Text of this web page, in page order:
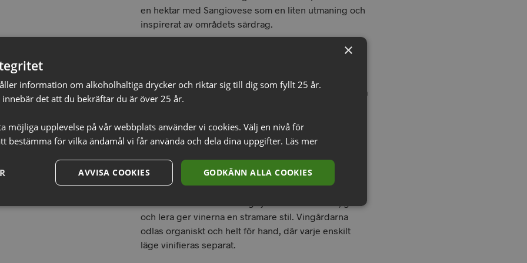
en hektar med Sangiovese som en liten utmaning och
inspirerat av områdets särdrag.
Elena Pozzolini har stora vinmakarerfarenheter från
kvinnorna som leder vinindustrin framåt, men är också
väldigt mån om att följa den ursprungliga filosofin och
Med de terrasserade vingårdarna och olika
mikroklimat ger det en unik växtplats för de olika
druvsorterna. Då vingårdarna ligger på toppen av
berget ger det en mycket fin ventilation, som
och lera ger vinerna en stramare stil. Vingårdarna
odlas organiskt och helt för hand, där varje enskilt
läge vinifieras separat.
×
information om alkoholhaltiga drycker och riktar sig till dig som fyllt 25 år.
det att du bekräftar du är över 25 år.
möjliga upplevelse på vår webbplats använder vi cookies. Välj en nivå för
bestämma för vilka ändamål vi får använda och dela dina uppgifter. Läs mer
GODKÄNN ALLA COOKIES
AVVISA COOKIES